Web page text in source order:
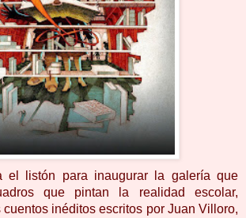
el listón para inaugurar la galería que
que pintan la realidad escolar,
cuentos inéditos escritos por Juan Villoro,